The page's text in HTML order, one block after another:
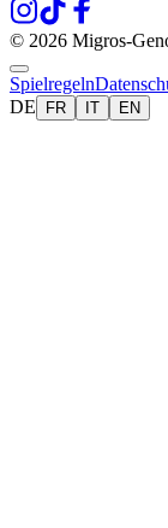
© 2026 Migros-
Spielregeln
DE
FR IT EN